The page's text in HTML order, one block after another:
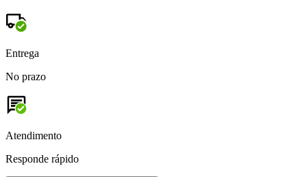
Entrega
No prazo
Atendimento
Responde rápido